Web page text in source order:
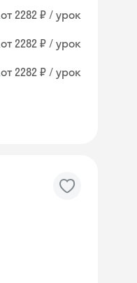
от 2282 ₽ / урок
от 2282 ₽ / урок
от 2282 ₽ / урок